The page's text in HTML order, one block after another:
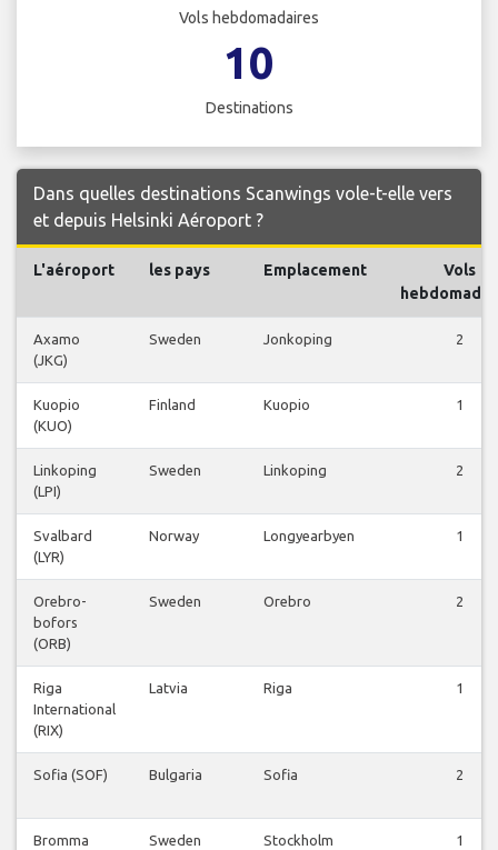
Vols hebdomadaires
10
Destinations
Dans quelles destinations Scanwings vole-t-elle vers
et depuis Helsinki Aéroport ?
L'aéroport les pays Emplacement
Vols
Axamo
(JKG)
Sweden Jonkoping 2
Kuopio
(KUO)
Finland Kuopio 1
Linkoping
(LPI)
Sweden Linkoping 2
Svalbard
(LYR)
Norway Longyearbyen 1
Orebro-
bofors
(ORB)
Sweden Orebro 2
Riga
International
(RIX)
Latvia Riga 1
Sofia (SOF) Bulgaria Sofia 2
Bromma
Sweden
Stockholm
1